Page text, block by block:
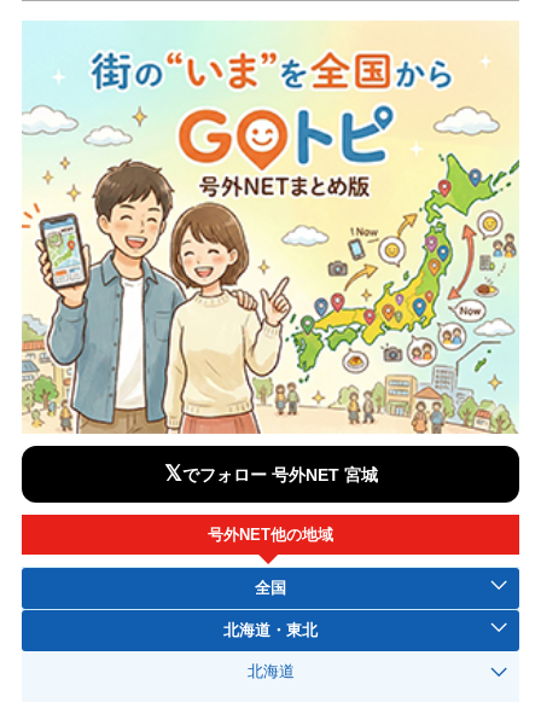
𝕏でフォロー 号外NET 宮城
号外NET他の地域
全国
北海道・東北
北海道